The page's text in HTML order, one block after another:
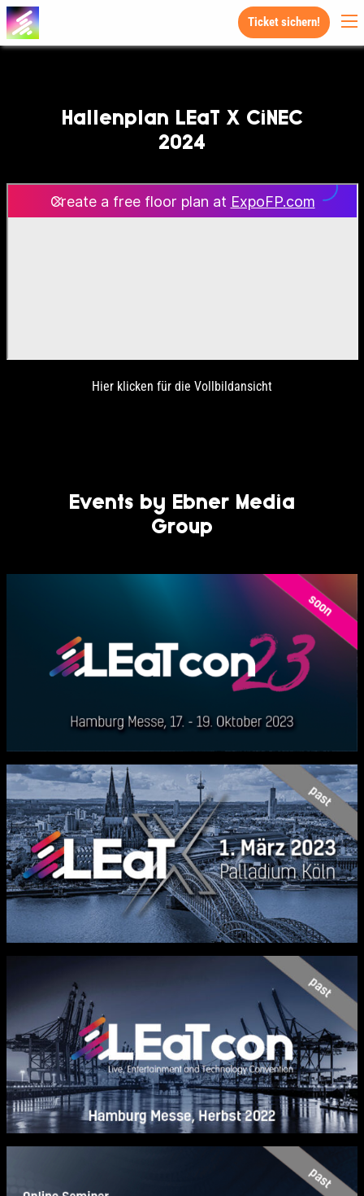
Ticket sichern!
Hallenplan LEaT X CiNEC
2024
Hier klicken für die Vollbildansicht
Events by Ebner Media
Group